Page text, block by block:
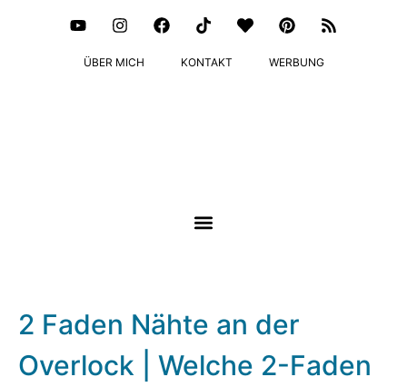
ÜBER MICH KONTAKT WERBUNG
2 Faden Nähte an der
Overlock | Welche 2-Faden